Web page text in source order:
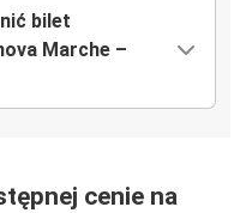
bilet
Marche –
cenie na